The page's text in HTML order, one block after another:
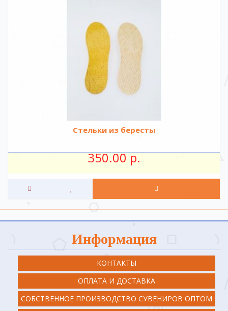
Стельки из бересты
350.00 р.
Информация
КОНТАКТЫ
ОПЛАТА И ДОСТАВКА
СОБСТВЕННОЕ ПРОИЗВОДСТВО СУВЕНИРОВ ОПТОМ